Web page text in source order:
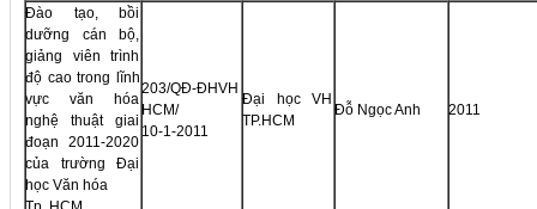
Đào tạo, bồi
dưỡng cán bộ,
giảng viên trình
độ cao trong lĩnh
vực văn hóa
nghệ thuật giai
đoạn 2011-2020
của trường Đại
học Văn hóa
203/QĐ-ĐHVH
HCM/
10-1-2011
Đại học VH
TP.HCM
Đỗ Ngọc Anh 2011